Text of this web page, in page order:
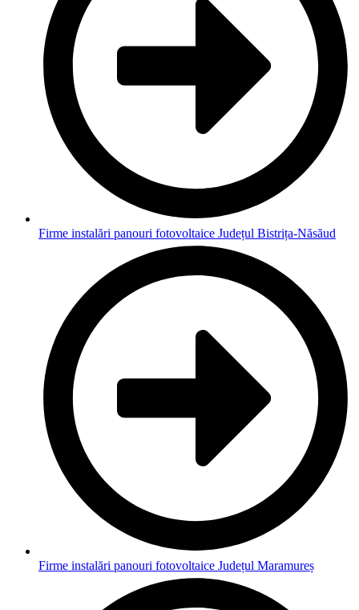
Firme instalări panouri fotovoltaice Județul Bistrița-Năsăud
Firme instalări panouri fotovoltaice Județul Maramureș